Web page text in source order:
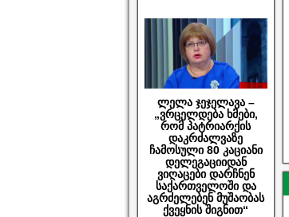
ლელა ჯეჯელავა –
„ვრცელდება ხმები,
რომ პატრიარქის
დაკრძალვაზე
ჩამოსული 80 კაციანი
დელეგაციიდან
ვიღაცები დარჩნენ
საქართველოში და
აგრძელებენ მუშაობას
ქვეყნის შიგნით“